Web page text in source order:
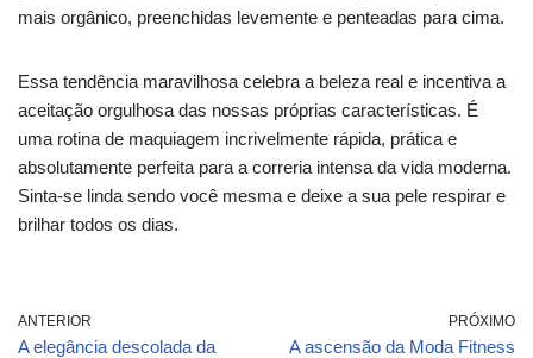
mais orgânico, preenchidas levemente e penteadas para cima.
Essa tendência maravilhosa celebra a beleza real e incentiva a
aceitação orgulhosa das nossas próprias características. É
uma rotina de maquiagem incrivelmente rápida, prática e
absolutamente perfeita para a correria intensa da vida moderna.
Sinta-se linda sendo você mesma e deixe a sua pele respirar e
brilhar todos os dias.
ANTERIOR
A elegância descolada da
PRÓXIMO
A ascensão da Moda Fitness